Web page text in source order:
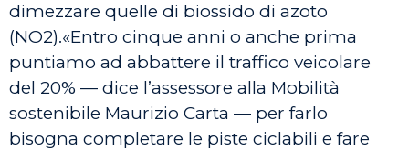
dimezzare quelle di biossido di azoto
(NO2).«Entro cinque anni o anche prima
puntiamo ad abbattere il traffico veicolare
del 20% — dice l’assessore alla Mobilità
sostenibile Maurizio Carta — per farlo
bisogna completare le piste ciclabili e fare